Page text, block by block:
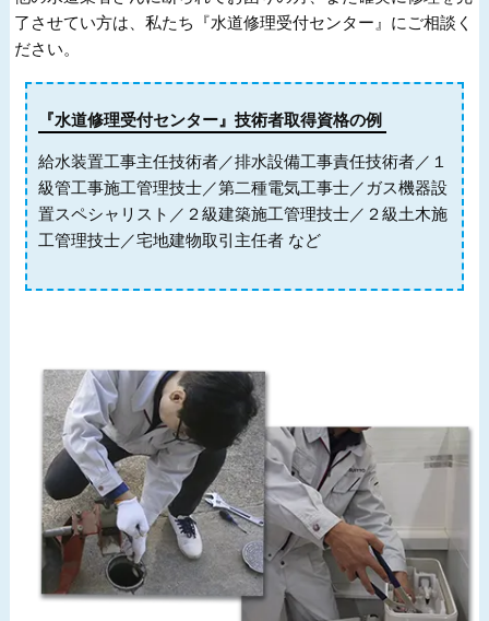
了させてい方は、私たち『水道修理受付センター』にご相談く
ださい。
『水道修理受付センター』技術者取得資格の例
給水装置工事主任技術者／排水設備工事責任技術者／１
級管工事施工管理技士／第二種電気工事士／ガス機器設
置スペシャリスト／２級建築施工管理技士／２級土木施
工管理技士／宅地建物取引主任者 など